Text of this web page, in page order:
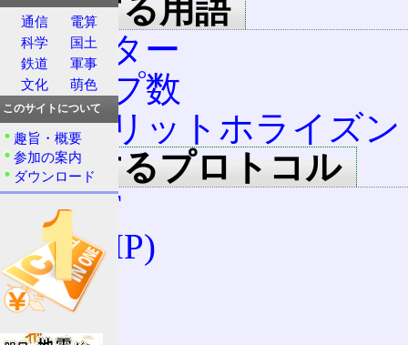
関連する用語
ルーター
ホップ数
スプリットホライズン
関連するプロトコル
OSPF
RIP (IP)
BGP
IGP
通信
電算
科学
国土
鉄道
軍事
文化
萌色
このサイトについて
趣旨・概要
参加の案内
ダウンロード